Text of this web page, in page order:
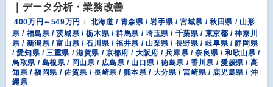
｜データ分析・業務改善
400万円～549万円
北海道 / 青森県 / 岩手県 / 宮城県 / 秋田県 / 山形
県 / 福島県 / 茨城県 / 栃木県 / 群馬県 / 埼玉県 / 千葉県 / 東京都 / 神奈川
県 / 新潟県 / 富山県 / 石川県 / 福井県 / 山梨県 / 長野県 / 岐阜県 / 静岡県
/ 愛知県 / 三重県 / 滋賀県 / 京都府 / 大阪府 / 兵庫県 / 奈良県 / 和歌山県 /
鳥取県 / 島根県 / 岡山県 / 広島県 / 山口県 / 徳島県 / 香川県 / 愛媛県 / 高
知県 / 福岡県 / 佐賀県 / 長崎県 / 熊本県 / 大分県 / 宮崎県 / 鹿児島県 / 沖
縄県